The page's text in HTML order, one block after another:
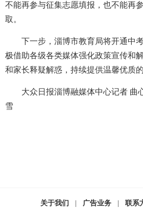
不能再参与征集志愿填报，也不能再
取。
下一步，淄博市教育局将开通中考
极借助各级各类媒体强化政策宣传和
和家长释疑解惑，持续提供温馨优质
大众日报淄博融媒体中心记者 曲
雪
关于我们 广告业务 联系